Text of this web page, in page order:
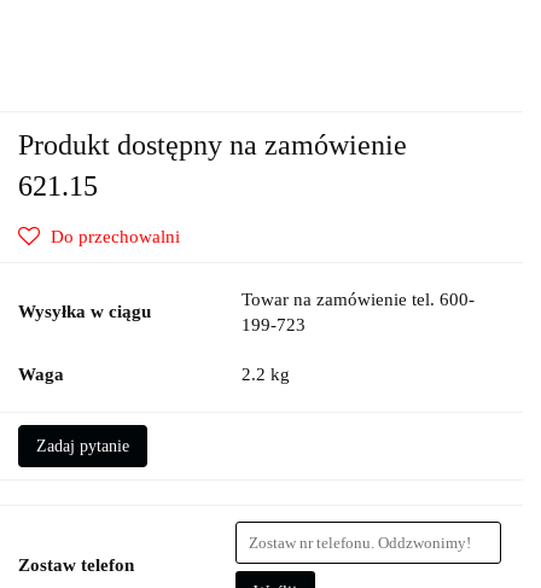
Produkt dostępny na zamówienie
621.15
Do przechowalni
Wysyłka w ciągu
Towar na zamówienie tel. 600-
199-723
Waga 2.2 kg
Zadaj pytanie
Zostaw telefon